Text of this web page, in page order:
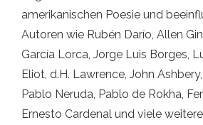
amerikanischen Poesie und
Autoren wie Rubén Darío, Allen
García Lorca, Jorge Luis Borges,
Eliot, d.H. Lawrence, John
Pablo Neruda, Pablo de Rokha,
Ernesto Cardenal und viele